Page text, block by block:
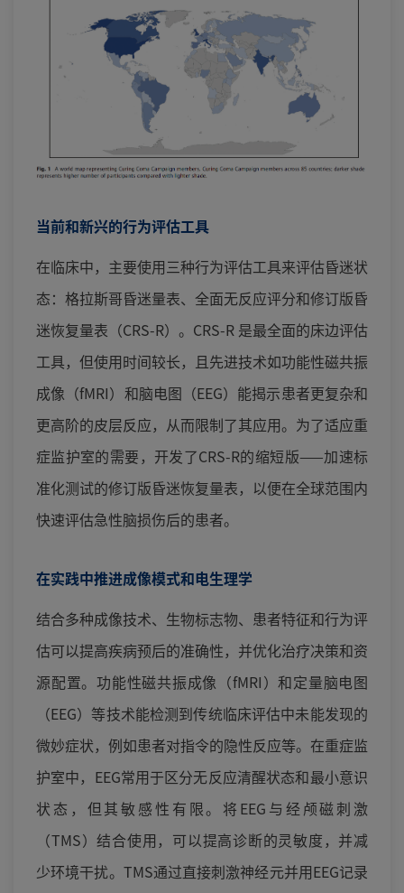
当前和新兴的行为评估工具
在临床中，主要使用三种行为评估工具来评估昏迷状
态：格拉斯哥昏迷量表、全面无反应评分和修订版昏
迷恢复量表（CRS-R）。CRS-R 是最全面的床边评估
工具，但使用时间较长，且先进技术如功能性磁共振
成像（fMRI）和脑电图（EEG）能揭示患者更复杂和
更高阶的皮层反应，从而限制了其应用。为了适应重
症监护室的需要，开发了CRS-R的缩短版——加速标
准化测试的修订版昏迷恢复量表，以便在全球范围内
快速评估急性脑损伤后的患者。
在实践中推进成像模式和电生理学
结合多种成像技术、生物标志物、患者特征和行为评
估可以提高疾病预后的准确性，并优化治疗决策和资
源配置。功能性磁共振成像（fMRI）和定量脑电图
（EEG）等技术能检测到传统临床评估中未能发现的
微妙症状，例如患者对指令的隐性反应等。在重症监
护室中，EEG常用于区分无反应清醒状态和最小意识
状态，但其敏感性有限。将EEG与经颅磁刺激
（TMS）结合使用，可以提高诊断的灵敏度，并减
少环境干扰。TMS通过直接刺激神经元并用EEG记录